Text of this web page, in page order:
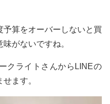
算をオーバーしないと買
がないですね。
クライトさんからLINEの
ます。